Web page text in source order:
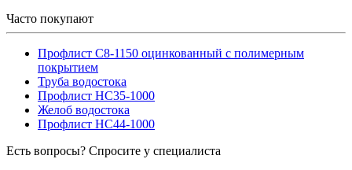
Часто покупают
Профлист С8-1150 оцинкованный с полимерным
покрытием
Труба водостока
Профлист НС35-1000
Желоб водостока
Профлист НС44-1000
Есть вопросы? Спросите у специалиста